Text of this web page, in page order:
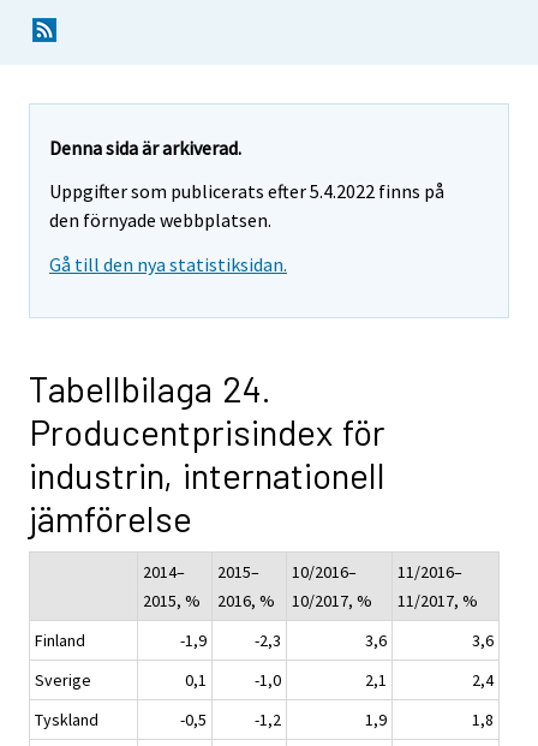
Denna sida är arkiverad.
Uppgifter som publicerats efter 5.4.2022 finns på
den förnyade webbplatsen.
Gå till den nya statistiksidan.
Tabellbilaga 24.
Producentprisindex för
industrin, internationell
jämförelse
2014–
2015, %
2015–
2016, %
10/2016–
10/2017, %
11/2016–
11/2017, %
Finland
-1,9 -2,3 3,6
3,6
Sverige
0,1 -1,0 2,1
2,4
Tyskland
-0,5 -1,2 1,9
1,8